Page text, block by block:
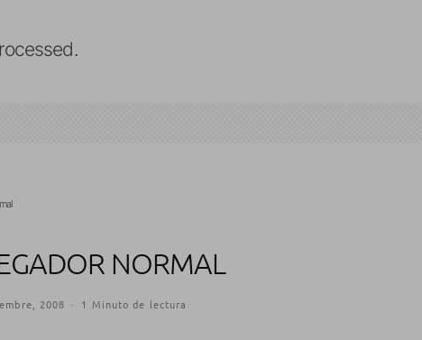
NORMAL
2008 · 1 Minuto de lectura